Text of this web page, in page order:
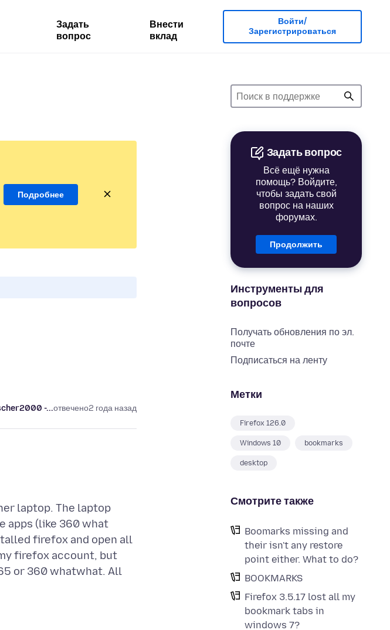
Задать
вопрос
Внести
вклад
Войти/
Зарегистрироваться
Задать вопрос
Всё ещё нужна
помощь? Войдите,
чтобы задать свой
вопрос на наших
форумах.
Продолжить
Инструменты для
вопросов
Получать обновления по эл.
почте
Подписаться на ленту
Метки
Firefox 126.0
Windows 10 bookmarks
desktop
Смотрите также
Boomarks missing and
their isn't any restore
point either. What to do?
BOOKMARKS
Firefox 3.5.17 lost all my
bookmark tabs in
windows 7?
Подробнее
-...отвечено2 года назад
laptop. The laptop
apps (like 360 what
firefox and open all
firefox account, but
or 360 whatwhat. All